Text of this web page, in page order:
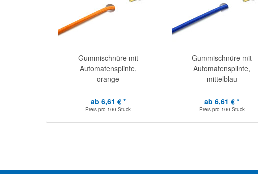
Gummischnüre mit
Automatensplinte,
orange
ab 6,61 € *
Preis pro 100 Stück
Gummischnüre mit
Automatensplinte,
mittelblau
ab 6,61 € *
Preis pro 100 Stück